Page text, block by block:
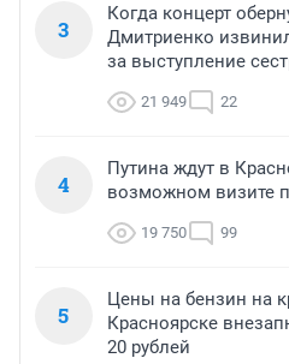
3
Когда концерт
Дмитриенко
за выступление
21 949 22
4
Путина ждут в
возможном визите
19 750 99
5
Цены на бензин на
Красноярске
20 рублей